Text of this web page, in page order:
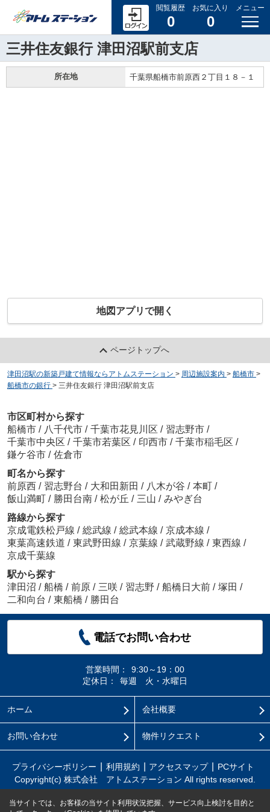
閲覧履歴
0
お気に入り
0
メニュー
三井住友銀行 津田沼駅前支店
所在地 千葉県船橋市前原西２丁目１８－１
地図アプリで開く
ページトップへ
津田沼駅の新築戸建て情報ならアトムステーション > 周辺施設案内 > 船橋市 >
船橋市の銀行 > 三井住友銀行 津田沼駅前支店
市区町村から探す
船橋市 / 八千代市 / 千葉市花見川区 / 習志野市 /
千葉市中央区 / 千葉市若葉区 / 印西市 / 千葉市稲毛区 /
鎌ケ谷市 / 佐倉市
町名から探す
前原西 / 習志野台 / 大和田新田 / 八木が谷 / 本町 /
飯山満町 / 勝田台南 / 松が丘 / 三山 / みやぎ台
路線から探す
京成電鉄松戸線 / 総武線 / 総武本線 / 京成本線 /
東葉高速鉄道 / 東武野田線 / 京葉線 / 武蔵野線 / 東西線 /
京成千葉線
駅から探す
津田沼 / 船橋 / 前原 / 三咲 / 習志野 / 船橋日大前 / 塚田 /
二和向台 / 東船橋 / 勝田台
電話でお問い合わせ
営業時間：
9:30～19：00
定休日：
毎週 火・水曜日
ホーム 会社概要
お問い合わせ 物件リクエスト
プライバシーポリシー 利用規約 アクセスマップ
PCサイト
Copyright(c) 株式会社 アトムステーション All rights reserved.
当サイトでは、お客様の当サイト利用状況把握、サービス向上検討を目的と